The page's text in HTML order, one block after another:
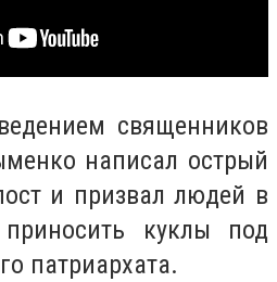
священников
написал острый
и призвал людей в
куклы под
патриархата.